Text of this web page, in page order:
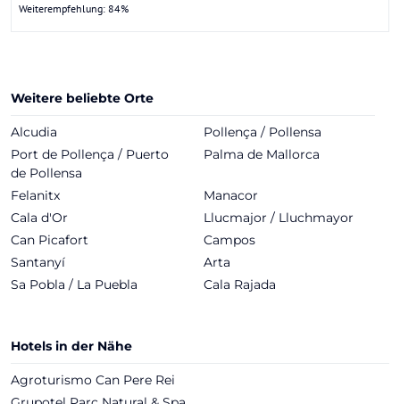
Weiterempfehlung: 84%
Weitere beliebte Orte
Alcudia
Pollença / Pollensa
Port de Pollença / Puerto
de Pollensa
Palma de Mallorca
Felanitx
Manacor
Cala d'Or
Llucmajor / Lluchmayor
Can Picafort
Campos
Santanyí
Arta
Sa Pobla / La Puebla
Cala Rajada
Hotels in der Nähe
Agroturismo Can Pere Rei